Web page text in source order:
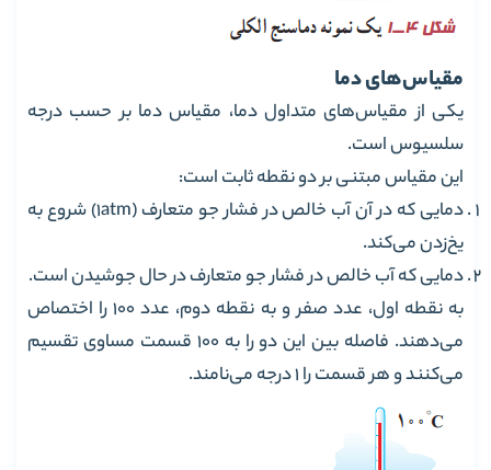
مقیاس‌های دما
یکی از مقیاس‌های متداول دما، مقیاس دما بر حسب درجه
سلسیوس است.
این مقیاس مبتنی بر دو نقطه ثابت است:
دمایی که در آن آب خالص در فشار جو متعارف (1atm) شروع به
یخ‌زدن‌ می‌کند.
دمایی که آب خالص در فشار جو متعارف در حال جوشیدن‌ است.
به نقطه اول، عدد صفر و به نقطه دوم، عدد 100 را اختصاص
می‌دهند. فاصله بین این دو را به 100 قسمت مساوی تقسیم
می‌کنند و هر قسمت را 1 درجه می‌نامند.